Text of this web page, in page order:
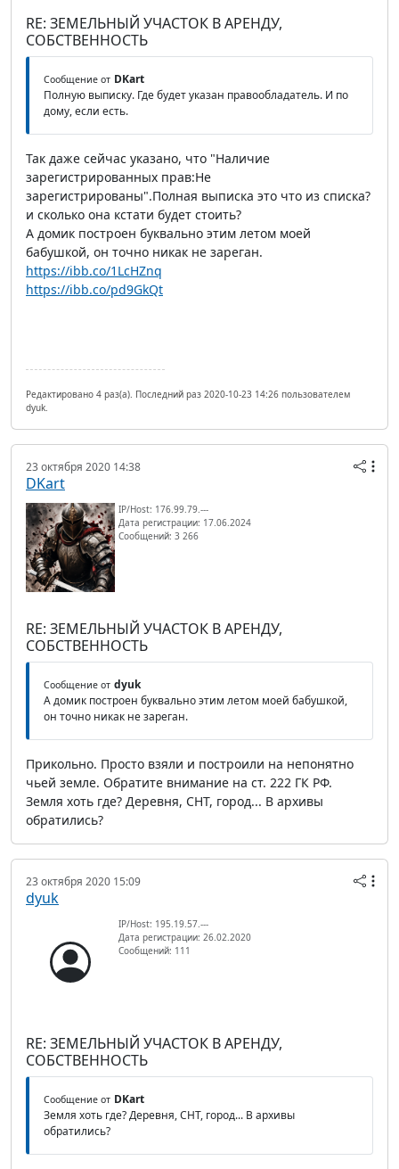
RE: ЗЕМЕЛЬНЫЙ УЧАСТОК В АРЕНДУ,
СОБСТВЕННОСТЬ
Сообщение от DKart
Полную выписку. Где будет указан правообладатель. И по
дому, если есть.
Так даже сейчас указано, что "Наличие
зарегистрированных прав:Не
зарегистрированы".Полная выписка это что из списка?
и сколько она кстати будет стоить?
А домик построен буквально этим летом моей
бабушкой, он точно никак не зареган.
https://ibb.co/1LcHZnq
https://ibb.co/pd9GkQt
Редактировано 4 раз(а). Последний раз 2020-10-23 14:26 пользователем
dyuk.
23 октября 2020 14:38
DKart
IP/Host: 176.99.79.---
Дата регистрации: 17.06.2024
Сообщений: 3 266
RE: ЗЕМЕЛЬНЫЙ УЧАСТОК В АРЕНДУ,
СОБСТВЕННОСТЬ
Сообщение от dyuk
А домик построен буквально этим летом моей бабушкой,
он точно никак не зареган.
Прикольно. Просто взяли и построили на непонятно
чьей земле. Обратите внимание на ст. 222 ГК РФ.
Земля хоть где? Деревня, СНТ, город... В архивы
обратились?
23 октября 2020 15:09
dyuk
IP/Host: 195.19.57.---
Дата регистрации: 26.02.2020
Сообщений: 111
RE: ЗЕМЕЛЬНЫЙ УЧАСТОК В АРЕНДУ,
СОБСТВЕННОСТЬ
Сообщение от DKart
Земля хоть где? Деревня, СНТ, город... В архивы
обратились?